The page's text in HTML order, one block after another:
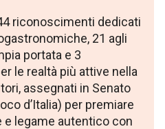
riconoscimenti dedicati
21 agli
portata e 3
le realtà più attive nella
assegnati in Senato
d’Italia) per premiare
e legame autentico con